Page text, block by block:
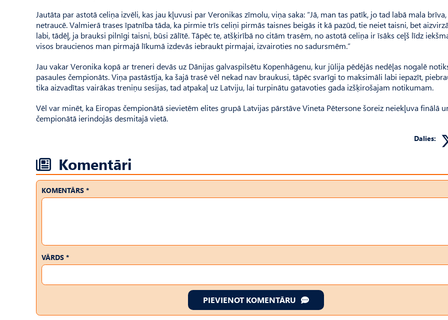
Jautāta par astotā celiņa izvēli, kas jau kļuvusi par Veronikas zīmolu, viņa saka: “Jā, man tas patīk, jo tad labā mala
netraucē. Valmierā trases īpatnība tāda, ka pirmie trīs celiņi pirmās taisnes beigās it kā pazūd, tie neiet taisni, bet
labi, tādēļ, ja brauksi pilnīgi taisni, būsi zālītē. Tāpēc te, atšķirībā no citām trasēm, no astotā celiņa ir īsāks ceļš līdz
visos braucienos man pirmajā līkumā izdevās iebraukt pirmajai, izvairoties no sadursmēm.”
Jau vakar Veronika kopā ar treneri devās uz Dānijas galvaspilsētu Kopenhāgenu, kur jūlija pēdējās nedēļas nogalē
pasaules čempionāts. Viņa pastāstīja, ka šajā trasē vēl nekad nav braukusi, tāpēc svarīgi to maksimāli labi iepazīt,
tika aizvadītas vairākas treniņu sesijas, tad atpakaļ uz Latviju, lai turpinātu gatavoties gada izšķirošajam notikumam.
Vēl var minēt, ka Eiropas čempionātā sievietēm elites grupā Latvijas pārstāve Vineta Pētersone šoreiz neiekļuva finālā
čempionātā ierindojās desmitajā vietā.
Dalies:
Komentāri
KOMENTĀRS *
VĀRDS *
PIEVIENOT KOMENTĀRU